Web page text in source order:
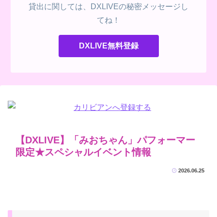
貸出に関しては、DXLIVEの秘密メッセージし
てね！
DXLIVE無料登録
【DXLIVE】「みおちゃん」パフォーマー
限定★スペシャルイベント情報
2026.06.25